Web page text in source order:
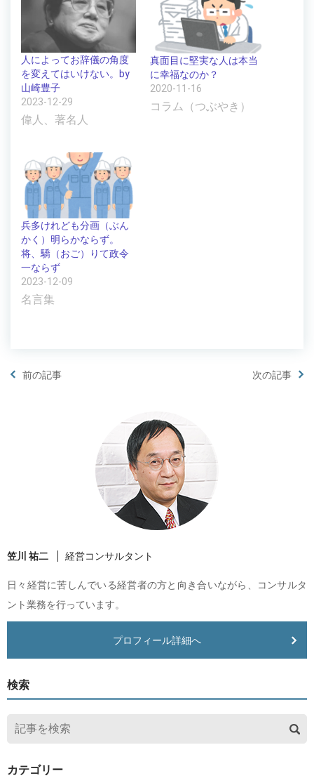
人によってお辞儀の角度
を変えてはいけない。by
山崎豊子
2023-12-29
偉人、著名人
真面目に堅実な人は本当
に幸福なのか？
2020-11-16
コラム（つぶやき）
兵多けれども分画（ぶん
かく）明らかならず。
将、驕（おご）りて政令
一ならず
2023-12-09
名言集
前の記事 次の記事
笠川 祐二 経営コンサルタント
日々経営に苦しんでいる経営者の方と向き合いながら、コンサルタ
ント業務を行っています。
プロフィール詳細へ
検索
カテゴリー